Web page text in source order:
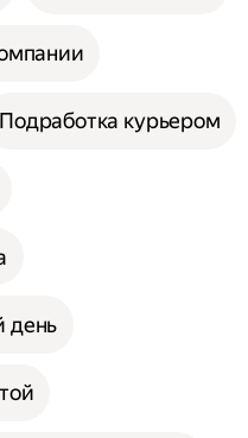
Подработка курьером
день